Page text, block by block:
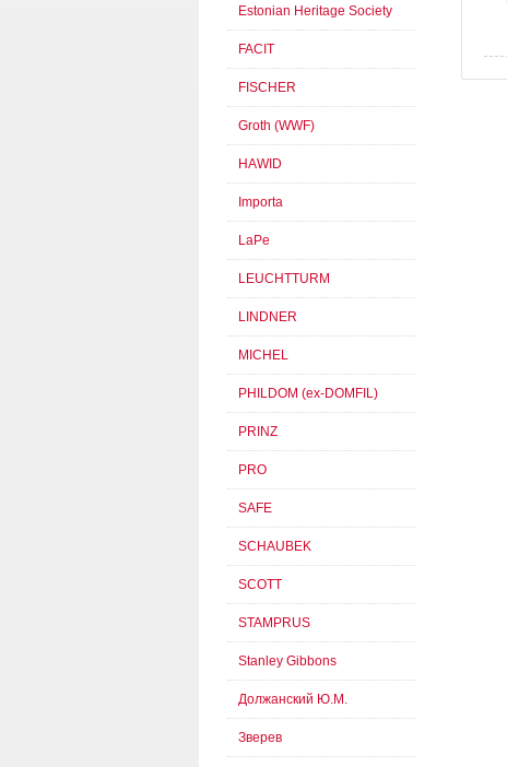
Estonian Heritage Society
FACIT
FISCHER
Groth (WWF)
HAWID
Importa
LaPe
LEUCHTTURM
LINDNER
MICHEL
PHILDOM (ex-DOMFIL)
PRINZ
PRO
SAFE
SCHAUBEK
SCOTT
STAMPRUS
Stanley Gibbons
Должанский Ю.М.
Зверев